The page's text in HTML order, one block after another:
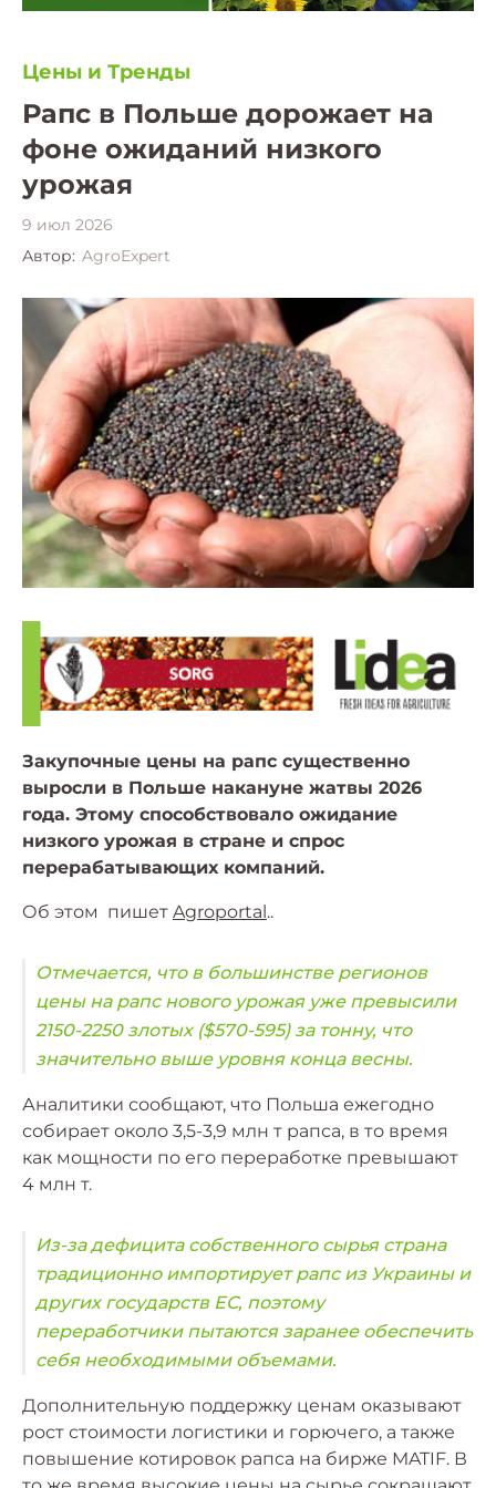
Цены и Тренды
Рапс в Польше дорожает на
фоне ожиданий низкого
урожая
9 июл 2026
Автор: AgroExpert
Закупочные цены на рапс существенно
выросли в Польше накануне жатвы 2026
года. Этому способствовало ожидание
низкого урожая в стране и спрос
перерабатывающих компаний.
Об этом пишет Agroportal..
Отмечается, что в большинстве регионов
цены на рапс нового урожая уже превысили
2150-2250 злотых ($570-595) за тонну, что
значительно выше уровня конца весны.
Аналитики сообщают, что Польша ежегодно
собирает около 3,5-3,9 млн т рапса, в то время
как мощности по его переработке превышают
4 млн т.
Из-за дефицита собственного сырья страна
традиционно импортирует рапс из Украины и
других государств ЕС, поэтому
переработчики пытаются заранее обеспечить
себя необходимыми объемами.
Дополнительную поддержку ценам оказывают
рост стоимости логистики и горючего, а также
повышение котировок рапса на бирже MATIF. В